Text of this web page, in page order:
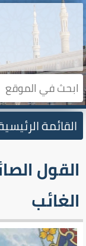
القائمة
القول
الغائب